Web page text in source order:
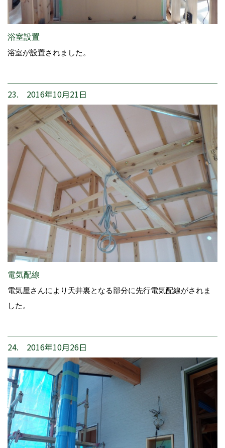
浴室設置
浴室が設置されました。
23. 2016年10月21日
電気配線
電気屋さんにより天井裏となる部分に先行電気配線がされま
した。
24. 2016年10月26日